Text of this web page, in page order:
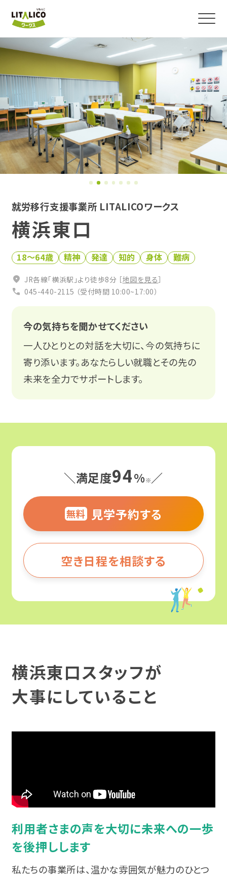
よくわかる！就労移行支援
サービス紹介
障害のある方の就職事例
事業所を探す
お役立ちコラム・イベント
お役立ち仕事コラム
相談会・イベントに参加する
0120-951-712
受付時間 平日10:00〜17:00
無料
関係機関の皆様 Q&A
よくわかる！就労移行支援
就労移行支援ってなんだろう？
就労移行支援と就労継続支援の違いとは？
何ができる場所なの？
どんな人がサポートしてくれるの？
就労移行支援の利用期間は？
利用料金
サービス紹介
就労移行支援
カリキュラム
ご利用までの流れ
復職支援
就労定着支援
就労選択支援
スタッフボイス
スタッフ育成の仕組み
障害のある方の就職事例
発達障害
身体障害
統合失調症
うつ病
双極性障害（双極症）
事業所を探す
北海道・東北
宮城
神奈川
埼玉
発達障害と仕事
制度について
相談会・イベントに参加する
ピックアップ情報
就労移行支援事業所 LITALICOワークス
横浜東口
18〜64歳 精神 発達 知的 身体 難病
JR各線「横浜駅」より徒歩8分 ［地図を見る］
045-440-2115 （受付時間 10:00~17:00）
今の気持ちを聞かせてください
一人ひとりとの対話を大切に、今の気持ちに
寄り添います。あなたらしい就職とその先の
未来を全力でサポートします。
＼満足度94%※／
無料 見学予約する
空き日程を相談する
横浜東口スタッフが
大事にしていること
利用者さまの声を大切に未来への一歩
を後押しします
私たちの事業所は、温かな雰囲気が魅力のひとつ